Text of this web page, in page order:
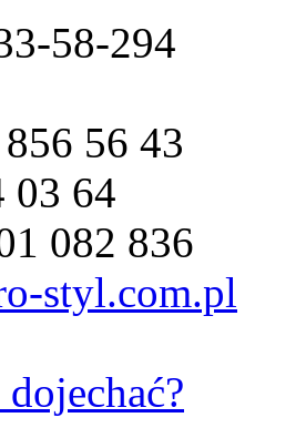
58-294
56 43
03 64
082 836
styl.com.pl